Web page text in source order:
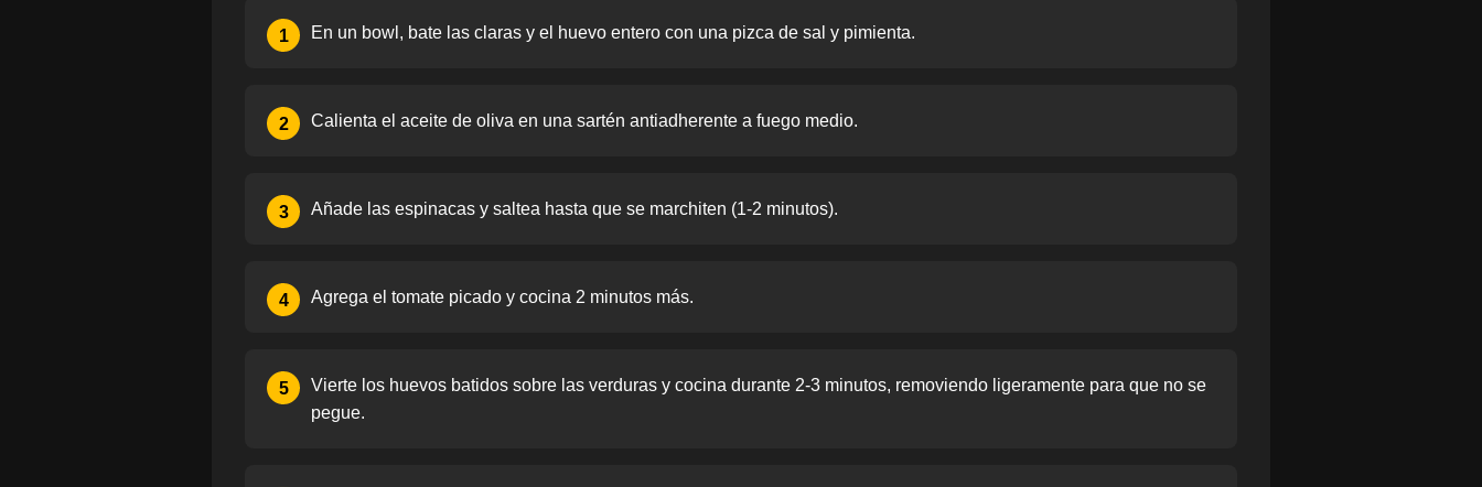
1 En un bowl, bate las claras y el huevo entero con una pizca de sal y pimienta.
2 Calienta el aceite de oliva en una sartén antiadherente a fuego medio.
3 Añade las espinacas y saltea hasta que se marchiten (1-2 minutos).
4 Agrega el tomate picado y cocina 2 minutos más.
5
Vierte los huevos batidos sobre las verduras y cocina durante 2-3 minutos, removiendo ligeramente para que no se
pegue.